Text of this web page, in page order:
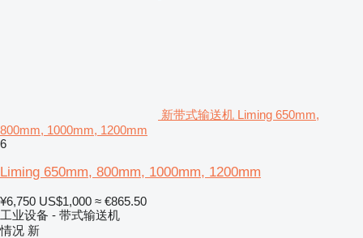
新带式输送机 Liming 650mm,
800mm, 1000mm, 1200mm
6
Liming 650mm, 800mm, 1000mm, 1200mm
¥6,750 US$1,000 ≈ €865.50
工业设备 - 带式输送机
情况 新